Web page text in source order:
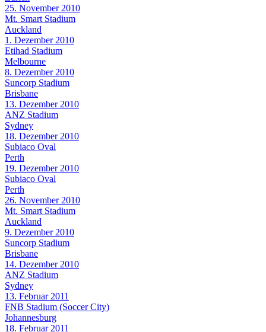
25. November 2010
Mt. Smart Stadium
Auckland
1. Dezember 2010
Etihad Stadium
Melbourne
8. Dezember 2010
Suncorp Stadium
Brisbane
13. Dezember 2010
ANZ Stadium
Sydney
18. Dezember 2010
Subiaco Oval
Perth
19. Dezember 2010
Subiaco Oval
Perth
26. November 2010
Mt. Smart Stadium
Auckland
9. Dezember 2010
Suncorp Stadium
Brisbane
14. Dezember 2010
ANZ Stadium
Sydney
13. Februar 2011
FNB Stadium (Soccer City)
Johannesburg
18. Februar 2011